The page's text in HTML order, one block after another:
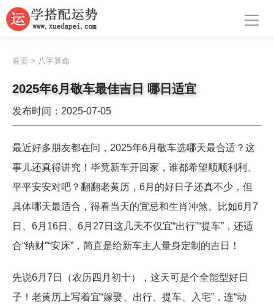
导航
生肖运势
风水
名字
星座
首页 > 八字算命
2025年6月敬车最佳吉日 哪日适宜
发布时间：2025-07-05
最近好多朋友都在问，2025年6月敬车选哪天最合适？这
事儿还真得讲究！毕竟新车开回家，谁都希望顺顺利利、
平平安安对吧？翻翻老黄历，6月的好日子还真不少，但
具体哪天最适合，得看当天的宜忌和生肖冲煞。比如6月7
日、6月16日、6月27日这几天不仅宜“出行”“提车”，还适
合“纳财”“安床”，简直是给新车主人量身定制的吉日！
先说6月7日（农历四月初十），这天可是个全能型好日
子！老黄历上写着宜“嫁娶、出行、提车、入宅”，连“动